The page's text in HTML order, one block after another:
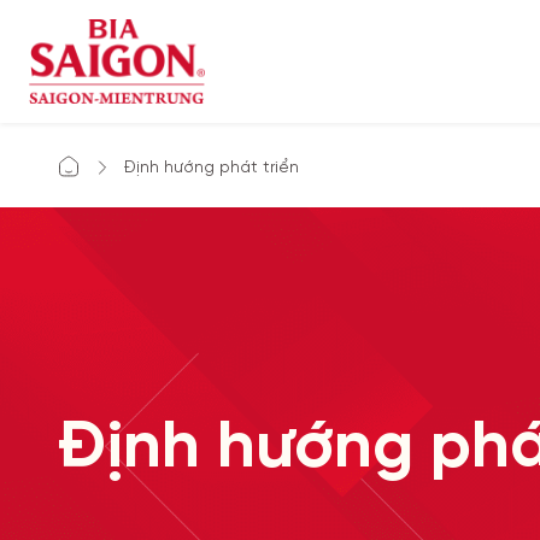
Định hướng phát triển
Định hướng